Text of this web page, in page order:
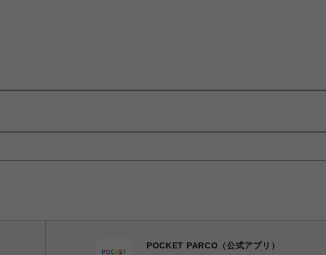
POCKET PARCO（公式アプリ）